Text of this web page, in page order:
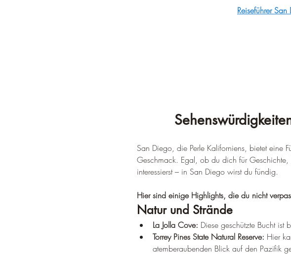
Reiseführer
San Diego, die Perle Kaliforniens, bietet eine
Geschmack. Egal, ob du dich für Geschichte,
interessierst – in San Diego wirst du fündig.
Hier sind einige Highlights, die du nicht
Natur und Strände
La Jolla Cove: Diese geschützte Bucht ist
Torrey Pines State Natural Reserve: Hier
atemberaubenden Blick auf den Pazifik